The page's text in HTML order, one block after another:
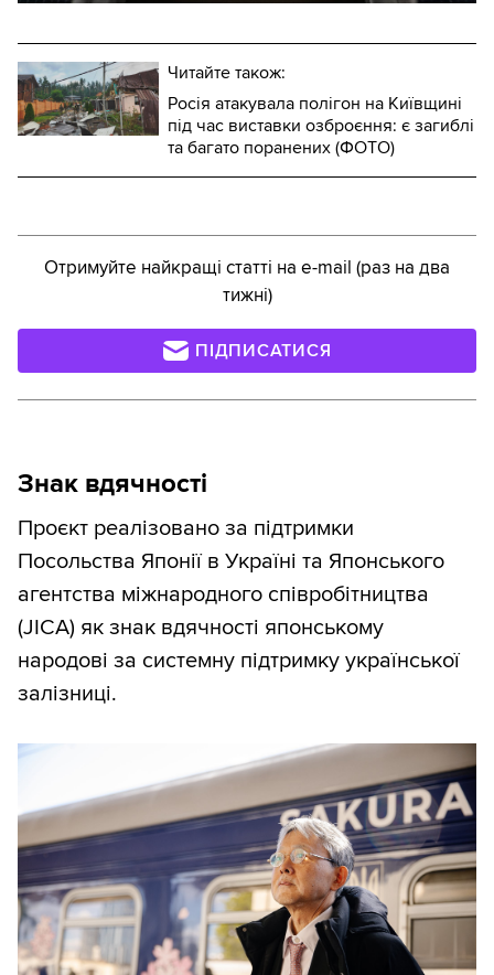
Читайте також:
Росія атакувала полігон на Київщині
під час виставки озброєння: є загиблі
та багато поранених (ФОТО)
Отримуйте найкращі статті на e-mail (раз на два
тижні)
ПІДПИСАТИСЯ
Знак вдячності
Проєкт реалізовано за підтримки
Посольства Японії в Україні та Японського
агентства міжнародного співробітництва
(JICA) як знак вдячності японському
народові за системну підтримку української
залізниці.